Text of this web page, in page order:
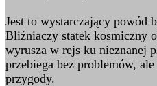
Jest to wystarczający powód
Bliźniaczy statek kosmiczny
wyrusza w rejs ku nieznanej
przebiega bez problemów,
przygody.